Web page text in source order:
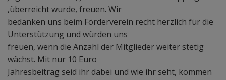
,überreicht wurde, freuen. Wir
bedanken uns beim Förderverein recht herzlich für die
Unterstützung und würden uns
freuen, wenn die Anzahl der Mitglieder weiter stetig
wächst. Mit nur 10 Euro
Jahresbeitrag seid ihr dabei und wie ihr seht, kommen